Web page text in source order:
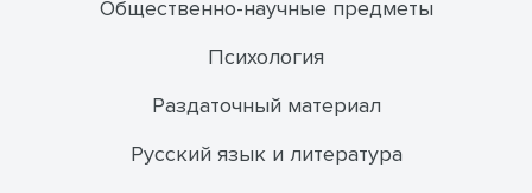
Общественно-научные предметы
Психология
Раздаточный материал
Русский язык и литература